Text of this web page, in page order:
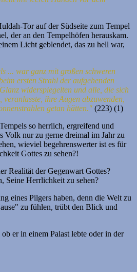
Tor auf der Südseite zum Tempel
der an den Tempelhöfen herauskam.
Licht geblendet, das zu hell war,
... war ganz mit großen schweren
ersten Strahl der aufgehenden
widerspiegelten und alle, die sich
ihre Augen abzuwenden,
getan hätten." (223) (1)
so herrlich, ergreifend und
Volk nur zu gerne dreimal im Jahr zu
wieviel begehrenswerter ist es für
Gottes zu sehen?!
Realität der Gegenwart Gottes?
Seine Herrlichkeit zu sehen?
eines Pilgers haben, denn die Welt zu
zu fühlen, trübt den Blick und
er in einem Palast lebte oder in der